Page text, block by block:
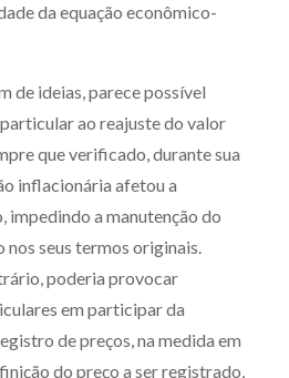
da equação econômico-
de ideias, parece possível
ao reajuste do valor
que verificado, durante sua
inflacionária afetou a
impedindo a manutenção do
seus termos originais.
poderia provocar
em participar da
de preços, na medida em
do preço a ser registrado,